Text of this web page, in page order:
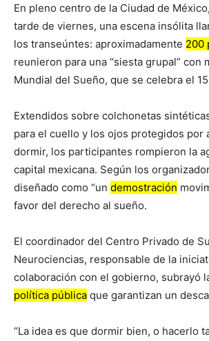
En pleno centro de la Ciudad de
tarde de viernes, una escena insólita
los transeúntes: aproximadamente 200
reunieron para una “siesta grupal” con
Mundial del Sueño, que se celebra el
Extendidos sobre colchonetas
para el cuello y los ojos protegidos por
dormir, los participantes rompieron la
capital mexicana. Según los
diseñado como “un demostración
favor del derecho al sueño.
El coordinador del Centro Privado de
Neurociencias, responsable de la
colaboración con el gobierno, subrayó
política pública que garantizan un
“La idea es que dormir bien, o hacerlo